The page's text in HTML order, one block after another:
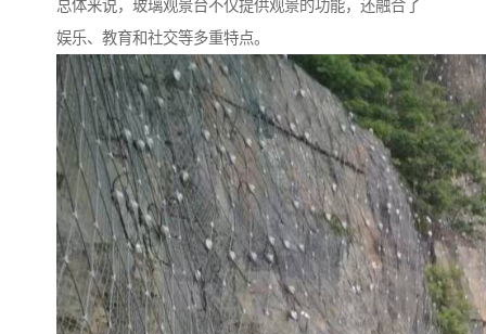
总体来说，玻璃观景台不仅提供观景的功能，还融合了
娱乐、教育和社交等多重特点。